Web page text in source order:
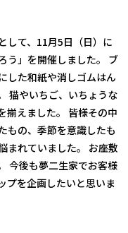
して、11月5日（日）に
う」を開催しました。 ブ
した和紙や消しゴムはん
猫やいちご、いちょうな
えました。
皆様その中
もの、季節を意識したも
れていました。
お座敷
今後も夢二生家でお客様
プを企画したいと思いま